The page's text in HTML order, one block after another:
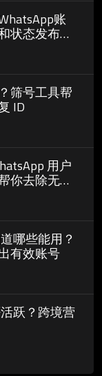
账
状态发布习
筛号工具帮
ID
用户
你去除无效
哪些能用？
有效账号
跃？跨境营